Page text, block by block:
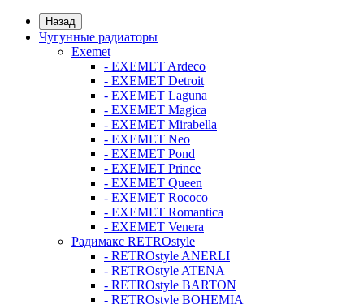
Назад
Чугунные радиаторы
Exemet
- EXEMET Ardeco
- EXEMET Detroit
- EXEMET Laguna
- EXEMET Magica
- EXEMET Mirabella
- EXEMET Neo
- EXEMET Pond
- EXEMET Prince
- EXEMET Queen
- EXEMET Rococo
- EXEMET Romantica
- EXEMET Venera
Радимакс RETROstyle
- RETROstyle ANERLI
- RETROstyle ATENA
- RETROstyle BARTON
- RETROstyle BOHEMIA